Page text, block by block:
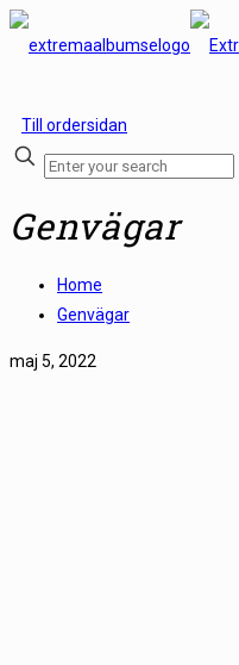
Till ordersidan
Genvägar
Home
Genvägar
maj 5, 2022